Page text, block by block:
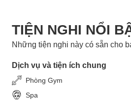
TIỆN NGHI NỔI
Những tiện nghi này có sẵn cho
Dịch vụ và tiện ích chung
Phòng Gym
Spa